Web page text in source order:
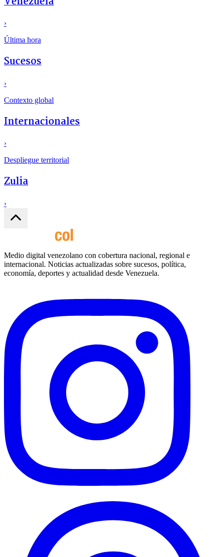
›
Última hora
Sucesos
›
Contexto global
Internacionales
›
Despliegue territorial
Zulia
›
Medio digital venezolano con cobertura nacional, regional e
internacional. Noticias actualizadas sobre sucesos, política,
economía, deportes y actualidad desde Venezuela.